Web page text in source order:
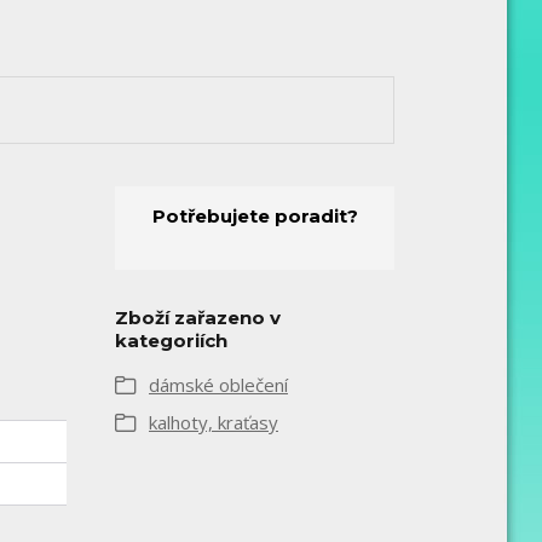
Potřebujete poradit?
Zboží zařazeno v
kategoriích
dámské oblečení
kalhoty, kraťasy